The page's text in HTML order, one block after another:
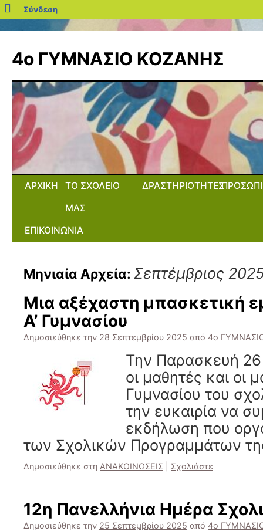
blogs.sch.gr
Σύνδεση
περιεχόμενο
4ο ΓΥΜΝΑΣΙΟ ΚΟΖΑΝΗΣ
ΑΡΧΙΚΗ
ΤΟ ΣΧΟΛΕΙΟ
ΜΑΣ
ΔΡΑΣΤΗΡΙΟΤΗΤΕΣ
ΕΠΙΚΟΙΝΩΝΙΑ
Μηνιαία Αρχεία: Σεπτέμβριος
Μια αξέχαστη μπασκετική
Α’ Γυμνασίου
Δημοσιεύθηκε την 28 Σεπτεμβρίου 2025 από 4ο
Την Παρασκευή
οι μαθητές και οι
Γυμνασίου του
την ευκαιρία να
εκδήλωση που
των Σχολικών Προγραμμάτων
Δημοσιεύθηκε στη ΑΝΑΚΟΙΝΩΣΕΙΣ Σχολιάστε
12η Πανελλήνια Ημέρα
Δημοσιεύθηκε την 25 Σεπτεμβρίου 2025 από 4ο